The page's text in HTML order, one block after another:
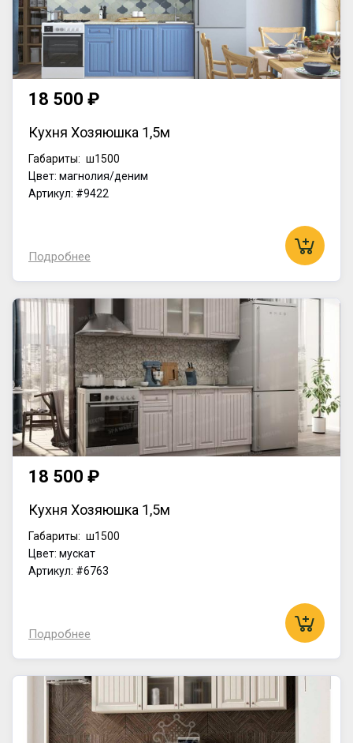
18 500 ₽
Кухня Хозяюшка 1,5м
Габариты: ш1500
Цвет: магнолия/деним
Артикул: #9422
Подробнее
18 500 ₽
Кухня Хозяюшка 1,5м
Габариты: ш1500
Цвет: мускат
Артикул: #6763
Подробнее